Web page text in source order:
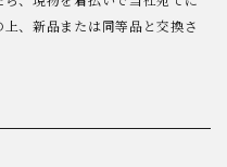
、新品または同等品と交換さ